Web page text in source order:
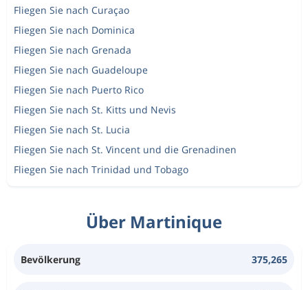
Fliegen Sie nach Curaçao
Fliegen Sie nach Dominica
Fliegen Sie nach Grenada
Fliegen Sie nach Guadeloupe
Fliegen Sie nach Puerto Rico
Fliegen Sie nach St. Kitts und Nevis
Fliegen Sie nach St. Lucia
Fliegen Sie nach St. Vincent und die Grenadinen
Fliegen Sie nach Trinidad und Tobago
Über Martinique
Bevölkerung 375,265